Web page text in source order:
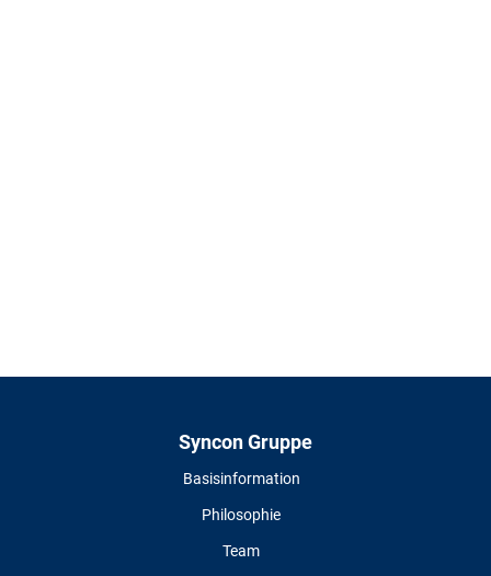
Syncon Gruppe
Basisinformation
Philosophie
Team